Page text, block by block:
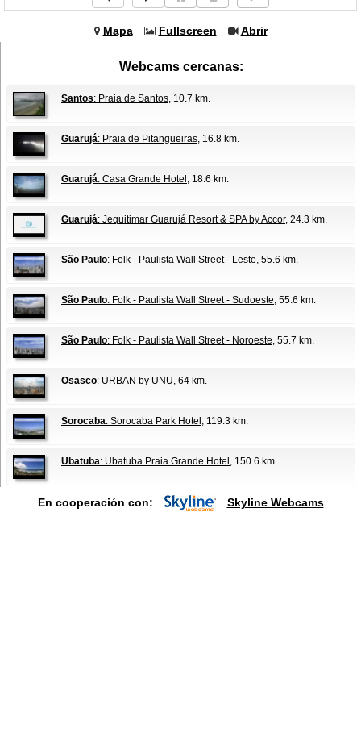
Mapa Fullscreen Abrir
Webcams cercanas:
Santos: Praia de Santos , 10.7 km.
Guarujá: Praia de Pitangueiras , 16.8 km.
Guarujá: Casa Grande Hotel , 18.6 km.
Guarujá: Jequitimar Guarujá Resort & SPA by Accor, 24.3 km.
São Paulo: Folk - Paulista Wall Street - Leste , 55.6 km.
São Paulo: Folk - Paulista Wall Street - Sudoeste , 55.6 km.
São Paulo: Folk - Paulista Wall Street - Noroeste , 55.7 km.
Osasco: URBAN by UNU , 64 km.
Sorocaba: Sorocaba Park Hotel , 119.3 km.
Ubatuba: Ubatuba Praia Grande Hotel , 150.6 km.
En cooperación con: Skyline Webcams